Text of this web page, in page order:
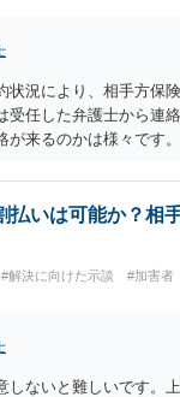
・現在も症状が残って
る保険に、今回の事故
なお、被害者は叔母様
合には、叔母様ご本人
語での十分な意思疎通
情も踏まえて、依頼意
状況により、相手方保
受任した弁護士から連
が来るのかは様々です
払いに合意すれば、和
ないことになります。
、最寄りの法律事務所
払いは可能か？相
#解決に向けた示談 #加害者
しないと難しいです。